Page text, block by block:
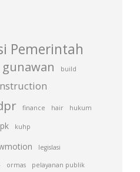
Pemerintah
build
finance hair hukum
kuhp
legislasi
ormas pelayanan publik